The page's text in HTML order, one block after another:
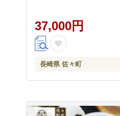
37,000円
長崎県 佐々町